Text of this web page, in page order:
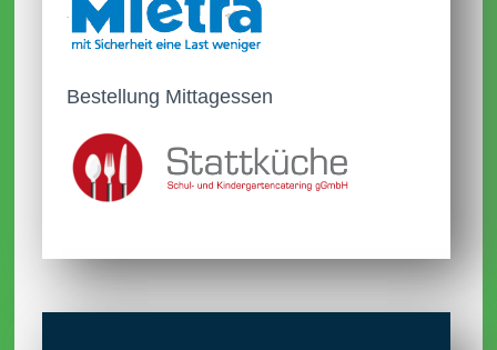
Bestellung Mittagessen